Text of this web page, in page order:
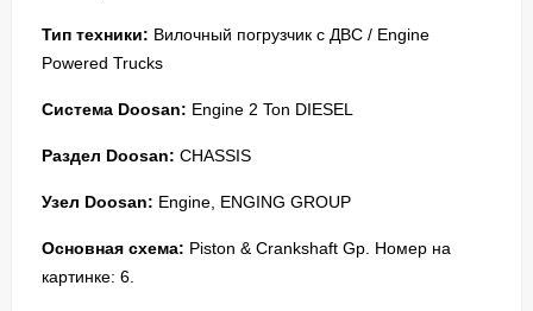
Тип техники: Вилочный погрузчик с ДВС / Engine
Powered Trucks
Система Doosan: Engine 2 Ton DIESEL
Раздел Doosan: CHASSIS
Узел Doosan: Engine, ENGING GROUP
Основная схема: Piston & Crankshaft Gp. Номер на
картинке: 6.